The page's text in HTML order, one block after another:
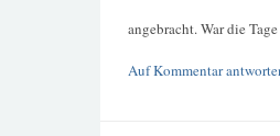
angebracht. War die
Auf Kommentar